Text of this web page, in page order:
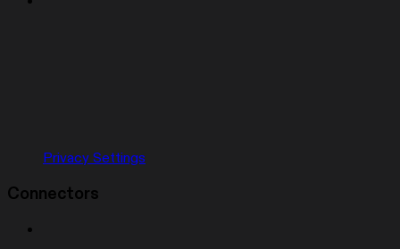
Privacy Settings
Connectors